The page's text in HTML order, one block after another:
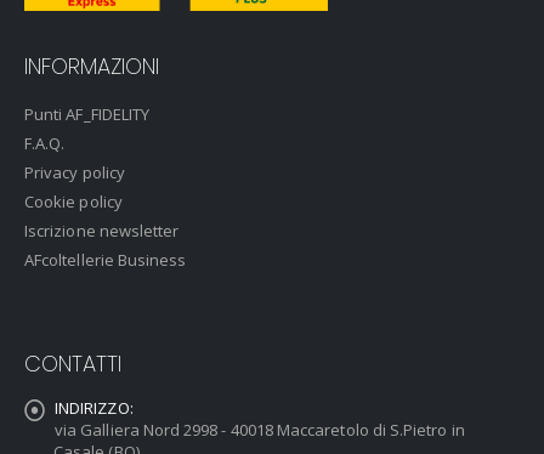
INFORMAZIONI
Punti AF_FIDELITY
F.A.Q.
Privacy policy
Cookie policy
Iscrizione newsletter
AFcoltellerie Business
CONTATTI
INDIRIZZO:
via Galliera Nord 2998 - 40018 Maccaretolo di S.Pietro in